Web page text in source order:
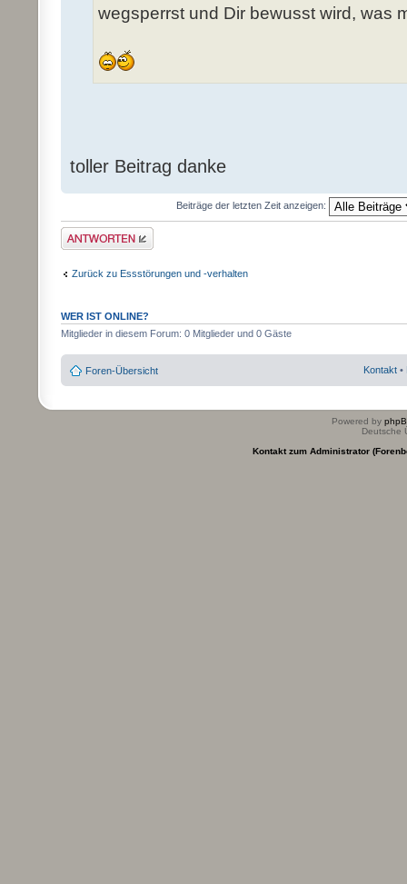
wegsperrst und Dir bewusst wird, was
toller Beitrag danke
Beiträge der letzten Zeit anzeigen:
Antwort erstellen
Zurück zu Essstörungen und -verhalten
WER IST ONLINE?
Mitglieder in diesem Forum: 0 Mitglieder und 0 Gäste
Foren-Übersicht Kontakt •
Powered by
Deutsche
Kontakt zum Administrator